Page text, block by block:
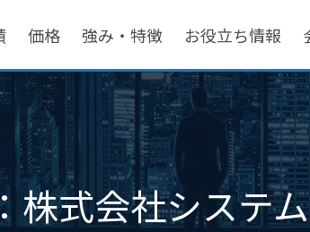
価格 強み・特徴 お役立ち情報
株式会社システ